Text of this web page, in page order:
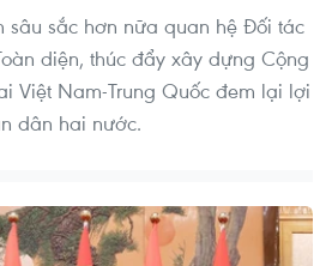
sâu sắc hơn nữa quan hệ Đối tác
diện, thúc đẩy xây dựng Cộng
Việt Nam-Trung Quốc đem lại lợi
dân hai nước.